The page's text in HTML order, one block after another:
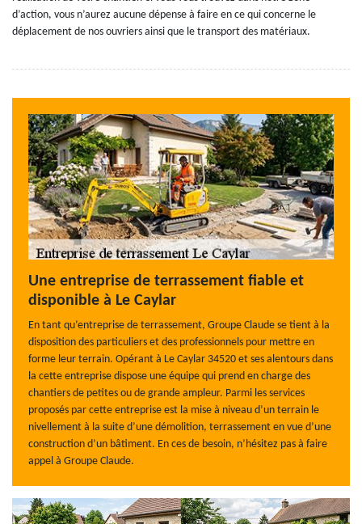
d’action, vous n’aurez aucune dépense à faire en ce qui concerne le
déplacement de nos ouvriers ainsi que le transport des matériaux.
Une entreprise de terrassement fiable et
disponible à Le Caylar
En tant qu’entreprise de terrassement, Groupe Claude se tient à la
disposition des particuliers et des professionnels pour mettre en
forme leur terrain. Opérant à Le Caylar 34520 et ses alentours dans
la cette entreprise dispose une équipe qui prend en charge des
chantiers de petites ou de grande ampleur. Parmi les services
proposés par cette entreprise est la mise à niveau d’un terrain le
nivellement à la suite d’une démolition, terrassement en vue d’une
construction d’un bâtiment. En ces de besoin, n’hésitez pas à faire
appel à Groupe Claude.